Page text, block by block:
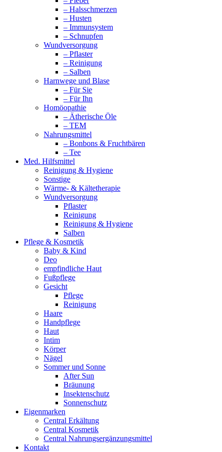
– Halsschmerzen
– Husten
– Immunsystem
– Schnupfen
Wundversorgung
– Pflaster
– Reinigung
– Salben
Harnwege und Blase
– Für Sie
– Für Ihn
Homöopathie
– Ätherische Öle
– TEM
Nahrungsmittel
– Bonbons & Fruchtbären
– Tee
Med. Hilfsmittel
Reinigung & Hygiene
Sonstige
Wärme- & Kältetherapie
Wundversorgung
Pflaster
Reinigung
Reinigung & Hygiene
Salben
Pflege & Kosmetik
Baby & Kind
Deo
empfindliche Haut
Fußpflege
Gesicht
Pflege
Reinigung
Haare
Handpflege
Haut
Intim
Körper
Nägel
Sommer und Sonne
After Sun
Bräunung
Insektenschutz
Sonnenschutz
Eigenmarken
Central Erkältung
Central Kosmetik
Central Nahrungsergänzungsmittel
Kontakt